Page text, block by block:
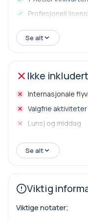
Profesjonell
Flyplasstransport
Luksus kjøretøy
Gratis
Inngangsbilletter i
Se alt
Ikke inkludert
Internasjonale
Valgfrie aktiviteter
Lunsj og middag
Se alt
Viktig
Viktige notater;